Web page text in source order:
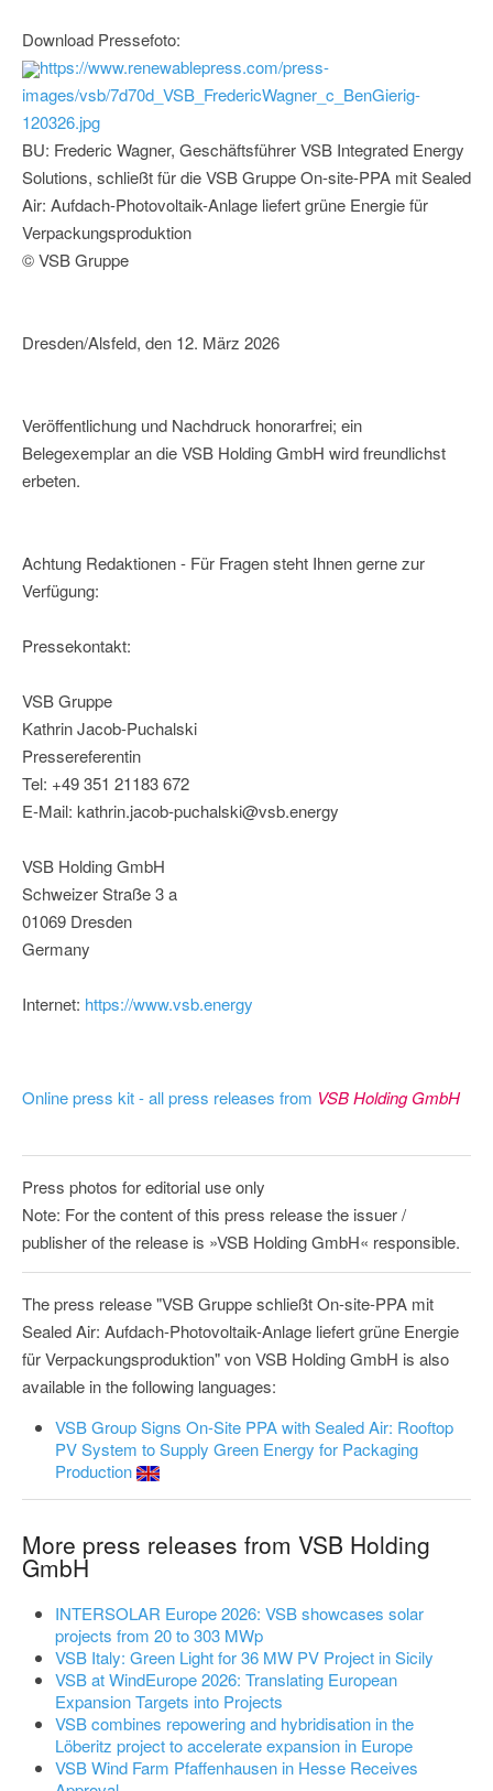
Download Pressefoto:
https://www.renewablepress.com/press-
images/vsb/7d70d_VSB_FredericWagner_c_BenGierig-
120326.jpg
BU: Frederic Wagner, Geschäftsführer VSB Integrated Energy
Solutions, schließt für die VSB Gruppe On-site-PPA mit Sealed
Air: Aufdach-Photovoltaik-Anlage liefert grüne Energie für
Verpackungsproduktion
© VSB Gruppe
Dresden/Alsfeld, den 12. März 2026
Veröffentlichung und Nachdruck honorarfrei; ein
Belegexemplar an die VSB Holding GmbH wird freundlichst
erbeten.
Achtung Redaktionen - Für Fragen steht Ihnen gerne zur
Verfügung:
Pressekontakt:
VSB Gruppe
Kathrin Jacob-Puchalski
Pressereferentin
Tel: +49 351 21183 672
E-Mail: kathrin.jacob-puchalski@vsb.energy
VSB Holding GmbH
Schweizer Straße 3 a
01069 Dresden
Germany
Internet: https://www.vsb.energy
Online press kit - all press releases from VSB Holding GmbH
Press photos for editorial use only
Note: For the content of this press release the issuer /
publisher of the release is »VSB Holding GmbH« responsible.
The press release "VSB Gruppe schließt On-site-PPA mit
Sealed Air: Aufdach-Photovoltaik-Anlage liefert grüne Energie
für Verpackungsproduktion" von VSB Holding GmbH is also
available in the following languages:
VSB Group Signs On-Site PPA with Sealed Air: Rooftop
PV System to Supply Green Energy for Packaging
Production
More press releases from VSB Holding
GmbH
INTERSOLAR Europe 2026: VSB showcases solar
projects from 20 to 303 MWp
VSB Italy: Green Light for 36 MW PV Project in Sicily
VSB at WindEurope 2026: Translating European
Expansion Targets into Projects
VSB combines repowering and hybridisation in the
Löberitz project to accelerate expansion in Europe
VSB Wind Farm Pfaffenhausen in Hesse Receives